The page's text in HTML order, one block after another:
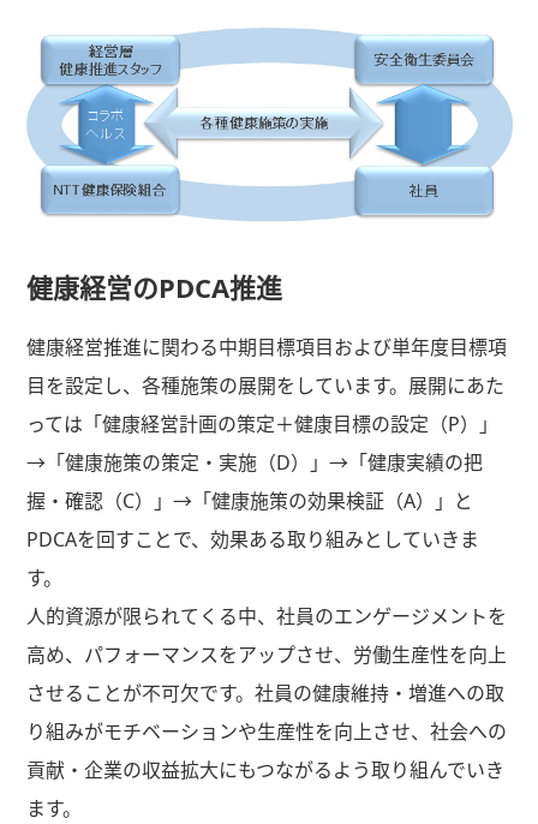
健康経営のPDCA推進
健康経営推進に関わる中期目標項目および単年度目標項
目を設定し、各種施策の展開をしています。展開にあた
っては「健康経営計画の策定＋健康目標の設定（P）」
→「健康施策の策定・実施（D）」→「健康実績の把
握・確認（C）」→「健康施策の効果検証（A）」と
PDCAを回すことで、効果ある取り組みとしていきま
す。
人的資源が限られてくる中、社員のエンゲージメントを
高め、パフォーマンスをアップさせ、労働生産性を向上
させることが不可欠です。社員の健康維持・増進への取
り組みがモチベーションや生産性を向上させ、社会への
貢献・企業の収益拡大にもつながるよう取り組んでいき
ます。